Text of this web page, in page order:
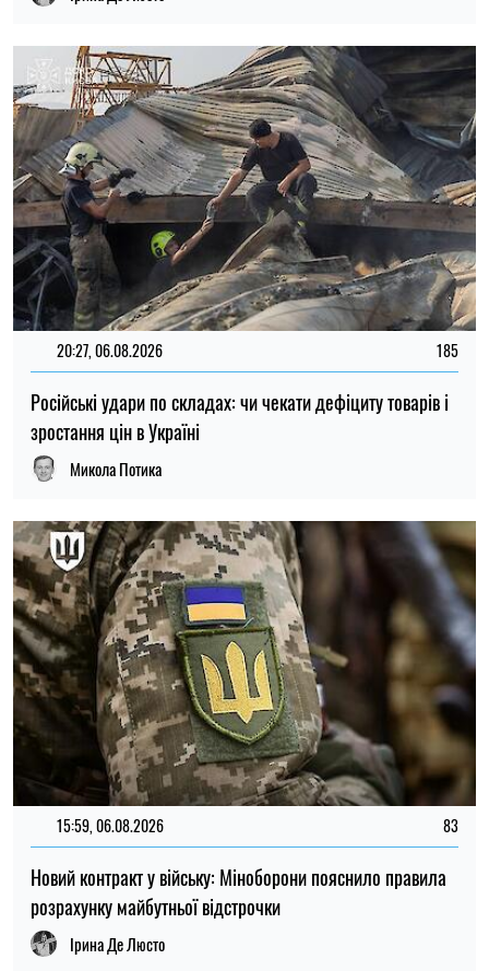
зростання цін в Україні
Микола Потика
15:59, 06.08.2026
розрахунку майбутньої відстрочки
Ірина Де Люсто
ПОПУЛЯРНІ НОВИНИ